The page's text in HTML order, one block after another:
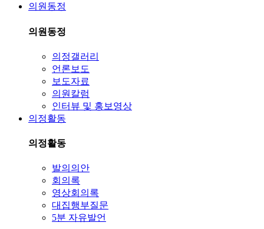
의원동정
의원동정
의정갤러리
언론보도
보도자료
의원칼럼
인터뷰 및 홍보영상
의정활동
의정활동
발의의안
회의록
영상회의록
대집행부질문
5분 자유발언